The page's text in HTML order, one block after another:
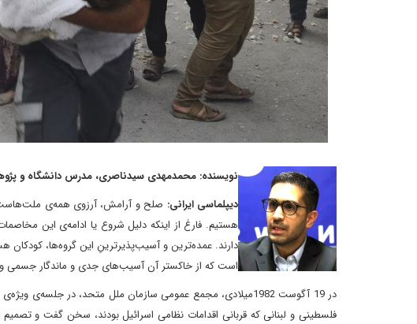
نویسنده: محمدمهدی سیدناصری، مدرس دانشگاه و
دیپلماسی ایرانی: صلح و‌ آرامش، آرزوی همه‌ی
هستیم. فارغ از اینکه دلیل شروع یا ادامه‌ی این
دارند. عمده‌ترین و آسیب‌پذیرترینِ این گروه‌ها،
است که از خاکستر ‌آن آسیب‌های جدی و ماندگار جسمی و
در 19 آگوست 1982میلادی، مجمع عمومی سازمان ملل متحد، در